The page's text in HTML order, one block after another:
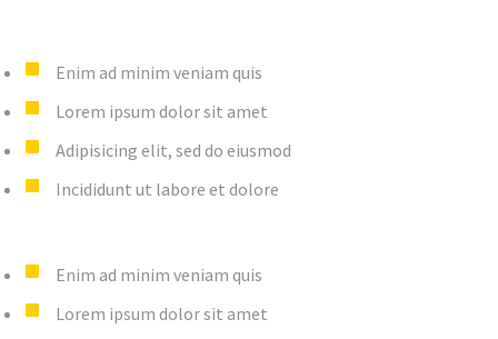
Enim ad minim veniam quis
Lorem ipsum dolor sit amet
Adipisicing elit, sed do eiusmod
Incididunt ut labore et dolore
Enim ad minim veniam quis
Lorem ipsum dolor sit amet